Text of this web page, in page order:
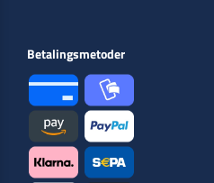
Betalingsmetoder